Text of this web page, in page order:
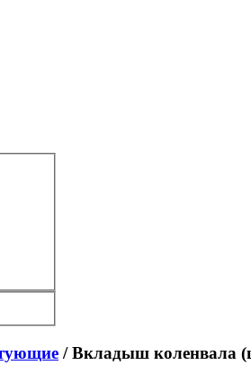
/ Вкладыш коленвала